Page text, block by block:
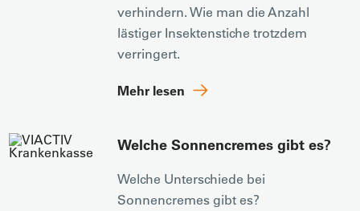
verhindern. Wie man die Anzahl
lästiger Insektenstiche trotzdem
verringert.
Mehr lesen
Welche Sonnencremes gibt es?
Welche Unterschiede bei
Sonnencremes gibt es?